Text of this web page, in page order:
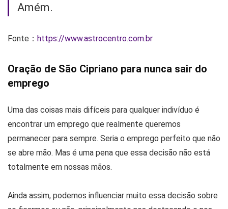
Amém.
Fonte： https://www.astrocentro.com.br
Oração de São Cipriano para nunca sair do
emprego
Uma das coisas mais difíceis para qualquer indivíduo é
encontrar um emprego que realmente queremos
permanecer para sempre. Seria o emprego perfeito que não
se abre mão. Mas é uma pena que essa decisão não está
totalmente em nossas mãos.
Ainda assim, podemos influenciar muito essa decisão sobre